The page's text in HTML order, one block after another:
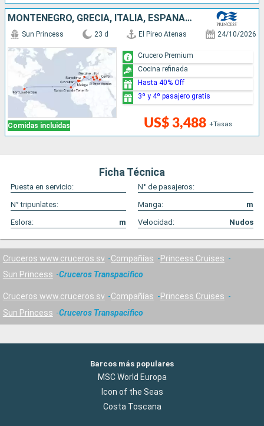
MONTENEGRO, GRECIA, ITALIA, ESPAÑA, ESTADOS UNIDOS
Comidas incluidas
Sun Princess 23 d El Pireo Atenas 24/10/2026
US$ 3,488 +Tasas
Crucero Premium
Cocina refinada
Hasta 40% Off
3º y 4º pasajero gratis
Ficha Técnica
Puesta en servicio:
N° de pasajeros:
N° tripunlates:
Manga:
m
Eslora:
m Velocidad: Nudos
Cruceros www.cruceros.sv Compañías
Princess Cruises
Sun Princess
Cruceros Transpacifico
Cruceros www.cruceros.sv Compañías
Princess Cruises
Sun Princess
Cruceros Transpacifico
Barcos más populares
MSC World Europa
Icon of the Seas
Costa Toscana